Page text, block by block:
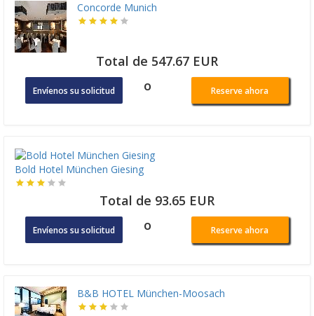
Concorde Munich
Total de 547.67 EUR
Envíenos su solicitud o Reserve ahora
Bold Hotel München Giesing
Total de 93.65 EUR
Envíenos su solicitud o Reserve ahora
B&B HOTEL München-Moosach